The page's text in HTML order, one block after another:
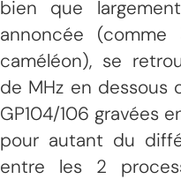
bien que
annoncée
caméléon), se
de MHz en dessous
GP104/106 gravées
pour autant du
entre les 2